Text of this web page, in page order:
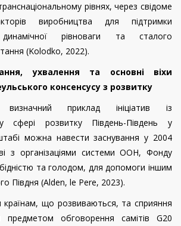
рівнях, через свідоме
виробництва для підтримки
динамічної рівноваги та сталого
(Kolodko, 2022).
ухвалення та основні віхи
консенсусу з розвитку
приклад ініціатив із
у сфері розвитку Південь-Південь у
можна навести заснування у 2004
з організаціями системи ООН, Фонду
та голодом, для допомоги іншим
Півдня (Alden, le Pere, 2023).
що розвиваються, та сприяння
предметом обговорення самітів G20